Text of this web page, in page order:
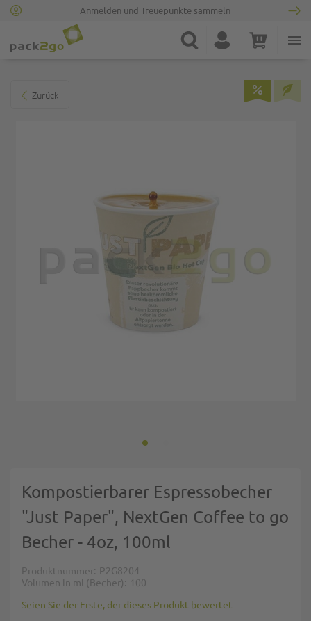
Anmelden und Treuepunkte sammeln
Suche Konto Warenkorb
Zurück
Kompostierbarer Espressobecher
"Just Paper", NextGen Coffee to go
Becher - 4oz, 100ml
Produktnummer P2G8204
Volumen in ml (Becher)
100
Seien Sie der Erste, der dieses Produkt bewertet